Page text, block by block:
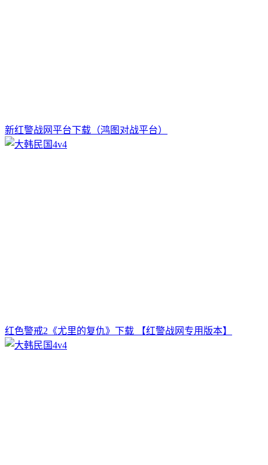
新红警战网平台下载（鸿图对战平台）
红色警戒2《尤里的复仇》下载 【红警战网专用版本】